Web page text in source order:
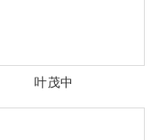
叶茂中